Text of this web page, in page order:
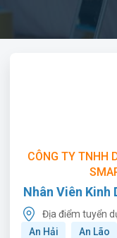
CÔNG TY TNHH
Nhân Viên Kinh
Địa điểm tuyển
An Hải
An Lão